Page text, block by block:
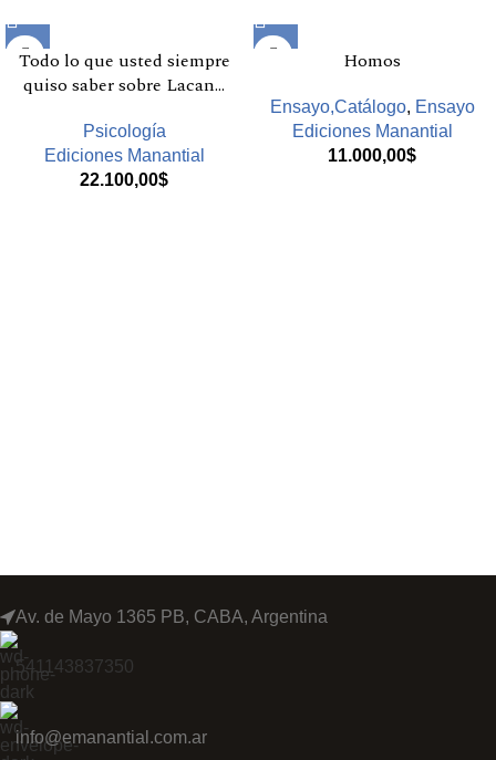
Todo lo que usted siempre
quiso saber sobre Lacan…
Psicología
Ediciones Manantial
22.100,00$
Homos
Ensayo,Catálogo, Ensayo
Ediciones Manantial
11.000,00$
Av. de Mayo 1365 PB, CABA, Argentina
541143837350
info@emanantial.com.ar